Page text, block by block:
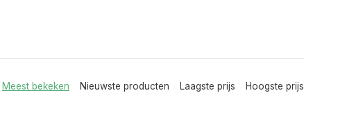
Meest bekeken Nieuwste producten Laagste prijs Hoogste prijs